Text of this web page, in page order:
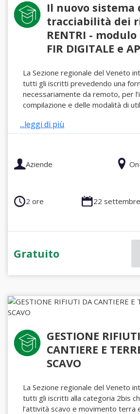
Il nuovo sistema
tracciabilità dei
RENTRI - modulo
FIR DIGITALE e
La Sezione regionale del Veneto
tutti gli iscritti prevedendo una
necessariamente da remoto, per
compilazione e delle modalità di
...leggi di più
Aziende
2 ore 22
Gratuito
GESTIONE
CANTIERE E
SCAVO
La Sezione regionale del Veneto
tutti gli iscritti alla categoria 2bis
l’attività scavo e movimento terra